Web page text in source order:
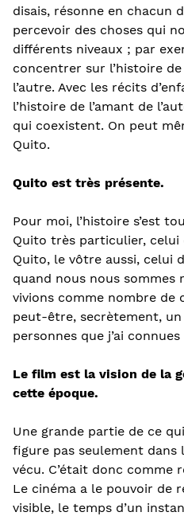
disais, résonne en chacun
percevoir des choses qui
différents niveaux ; par
concentrer sur l’histoire
l’autre. Avec les récits
l’histoire de l’amant de
qui coexistent. On peut
Quito.
Quito est très présente.
Pour moi, l’histoire s’est
Quito très particulier, celui
Quito, le vôtre aussi, celui
quand nous nous sommes
vivions comme nombre de
peut-être, secrètement,
personnes que j’ai
Le film est la vision de la
cette époque.
Une grande partie de ce
figure pas seulement dans
vécu. C’était donc comme
Le cinéma a le pouvoir de
visible, le temps d’un